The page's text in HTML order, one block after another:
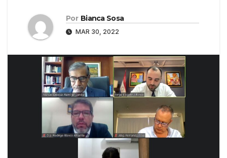
Por Bianca Sosa
MAR 30, 2022